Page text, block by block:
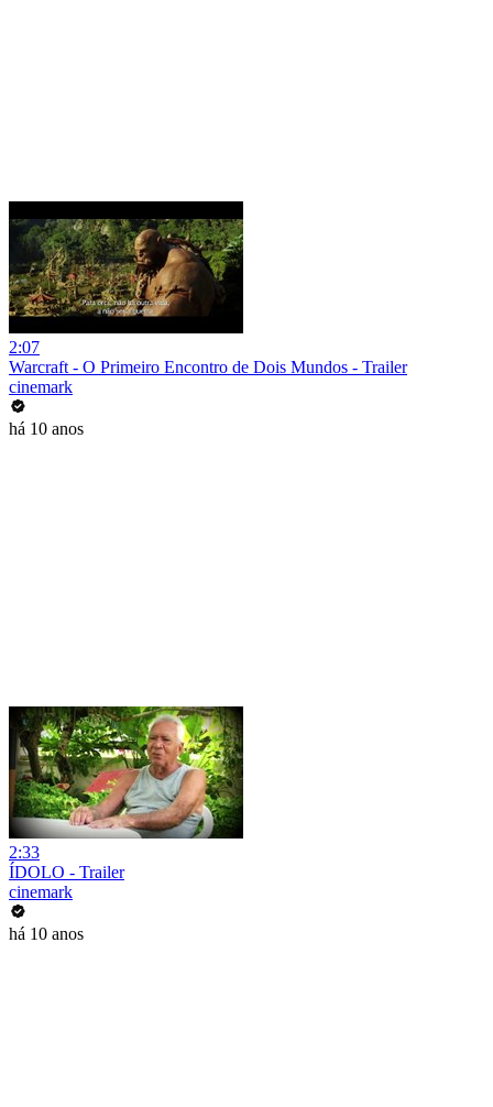
2:07
Warcraft - O Primeiro Encontro de Dois Mundos - Trailer
cinemark
há 10 anos
2:33
ÍDOLO - Trailer
cinemark
há 10 anos